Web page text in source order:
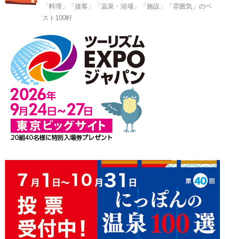
「料理」「接客」「温泉・浴場」「施設」「雰囲気」のベ
スト100軒